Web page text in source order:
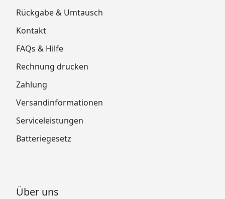
Rückgabe & Umtausch
Kontakt
FAQs & Hilfe
Rechnung drucken
Zahlung
Versandinformationen
Serviceleistungen
Batteriegesetz
Über uns